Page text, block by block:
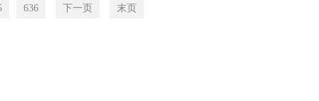
636 下一页 末页